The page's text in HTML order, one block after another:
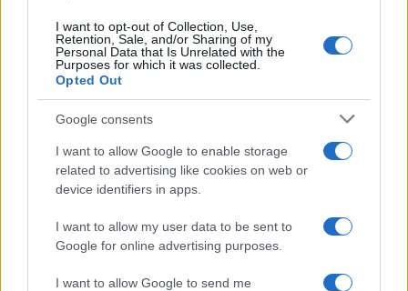
I want to opt-out of Collection, Use,
Retention, Sale, and/or Sharing of my
Personal Data that Is Unrelated with the
Purposes for which it was collected.
Opted Out
Google consents
I want to allow Google to enable storage
related to advertising like cookies on web or
device identifiers in apps.
I want to allow my user data to be sent to
Google for online advertising purposes.
I want to allow Google to send me